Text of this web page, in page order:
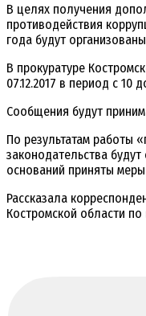
В целях получения
противодействия
года будут
В прокуратуре
07.12.2017 в период с 10
Сообщения будут
По результатам работы
законодательства
оснований приняты
Рассказала
Костромской области